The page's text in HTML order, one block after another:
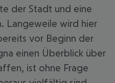
der Stadt und eine
Langeweile wird hier
vor Beginn der
einen Überblick über
ist ohne Frage